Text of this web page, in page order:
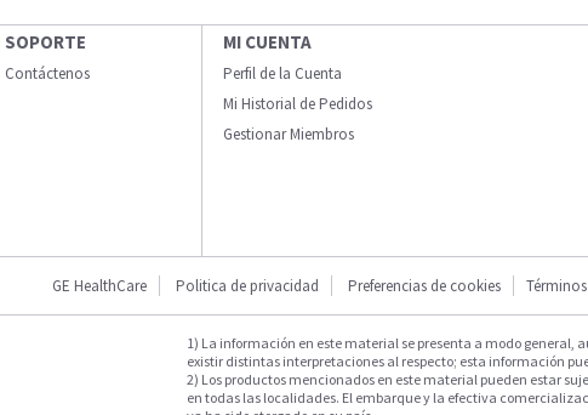
SOPORTE
Contáctenos
MI CUENTA
Perfil de la Cuenta
Mi Historial de Pedidos
Gestionar Miembros
GE HealthCare Politica de privacidad Preferencias de cookies
1) La información en este material se presenta a modo general,
existir distintas interpretaciones al respecto; esta información
2) Los productos mencionados en este material pueden estar
en todas las localidades. El embarque y la efectiva